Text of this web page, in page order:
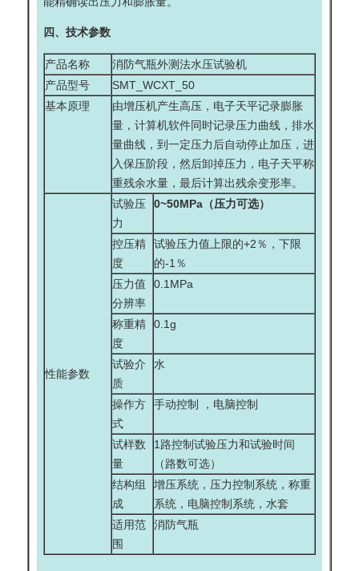
四、技术参数
产品名称
消防气瓶外测法水压试验机
产品型号
SMT_WCXT_50
基本原理
由增压机产生高压，电子天平记录膨胀
量，计算机软件同时记录压力曲线，排水
量曲线，到一定压力后自动停止加压，进
入保压阶段，然后卸掉压力，电子天平称
重残余水量，最后计算出残余变形率。
性能参数
试验压
力
0~50MPa（压力可选）
控压精
度
试验压力值上限的+2％，下限
的-1％
压力值
分辨率
0.1MPa
称重精
度
0.1g
试验介
质
水
操作方
式
手动控制 ，电脑控制
试样数
量
1路控制试验压力和试验时间
（路数可选）
结构组
成
增压系统，压力控制系统，称重
系统，电脑控制系统，水套
适用范
围
消防气瓶